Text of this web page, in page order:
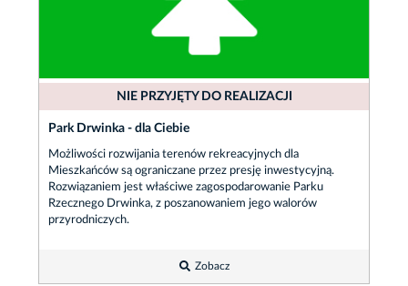
NIE PRZYJĘTY DO REALIZACJI
Park Drwinka - dla Ciebie
Możliwości rozwijania terenów rekreacyjnych dla
Mieszkańców są ograniczane przez presję inwestycyjną.
Rozwiązaniem jest właściwe zagospodarowanie Parku
Rzecznego Drwinka, z poszanowaniem jego walorów
przyrodniczych.
Zobacz